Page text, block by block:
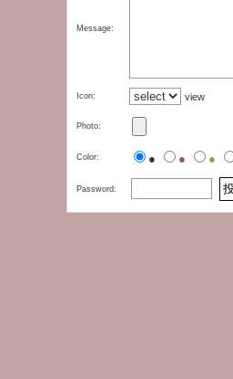
Message:
Icon: view
Photo:
Color: ● ● ●
Password: